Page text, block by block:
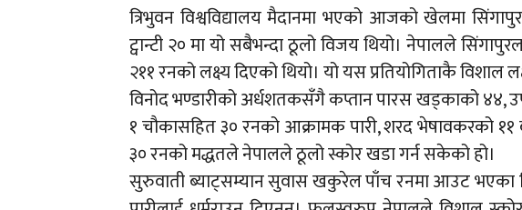
त्रिभुवन विश्वविद्यालय मैदानमा भएको आजको खेलमा
ट्वान्टी २० मा यो सबैभन्दा ठूलो विजय थियो। नेपालले
२११ रनको लक्ष्य दिएको थियो। यो यस प्रतियोगिताकै विशाल
विनोद भण्डारीको अर्धशतकसँगै कप्तान पारस खड्काको ४४,
१ चौकासहित ३० रनको आक्रामक पारी, शरद भेषावकरको
३० रनको मद्धतले नेपालले ठूलो स्कोर खडा गर्न सकेको हो।
सुरुवाती ब्याट्सम्यान सुवास खकुरेल पाँच रनमा आउट भएका